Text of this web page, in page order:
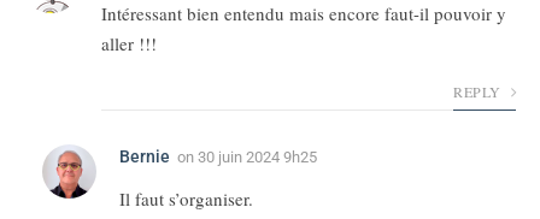
Intéressant bien entendu mais encore faut-il pouvoir y
aller !!!
REPLY
Bernie on 30 juin 2024 9h25
Il faut s’organiser.